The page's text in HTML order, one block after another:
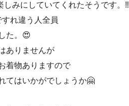
みにしていてくれたそうです。‼️
れ違う人全員
た。😍
ありませんが
着物ありますので
てはいかがでしょうか🤗